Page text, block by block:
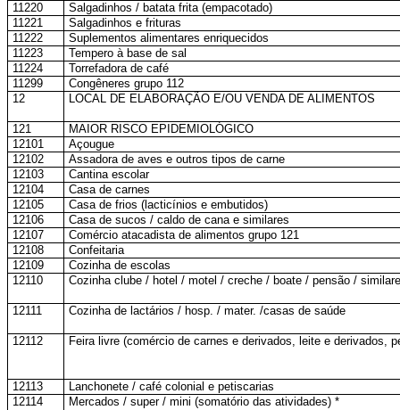
11220
Salgadinhos / batata frita (empacotado)
11221
Salgadinhos e frituras
11222
Suplementos alimentares enriquecidos
11223
Tempero à base de sal
11224
Torrefadora de café
11299
Congêneres grupo 112
12
LOCAL DE ELABORAÇÃO E/OU VENDA DE ALIMENTOS
121
MAIOR RISCO EPIDEMIOLÓGICO
12101
Açougue
12102
Assadora de aves e outros tipos de carne
12103
Cantina escolar
12104
Casa de carnes
12105
Casa de frios (lacticínios e embutidos)
12106
Casa de sucos / caldo de cana e similares
12107
Comércio atacadista de alimentos grupo 121
12108
Confeitaria
12109
Cozinha de escolas
12110
Cozinha clube / hotel / motel / creche / boate / pensão /
12111 Cozinha de lactários / hosp. / mater. /casas de saúde
12112 Feira livre (comércio de carnes e derivados, leite e derivados,
12113
Lanchonete / café colonial e petiscarias
12114
Mercados / super / mini (somatório das atividades) *